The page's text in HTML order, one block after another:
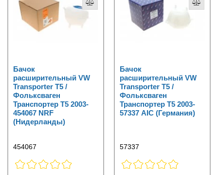
Бачок
расширительный VW
Transporter T5 /
Фольксваген
Транспортер Т5 2003-
454067 NRF
(Нидерланды)
454067
Бачок
расширительный VW
Transporter T5 /
Фольксваген
Транспортер Т5 2003-
57337 AIC (Германия)
57337